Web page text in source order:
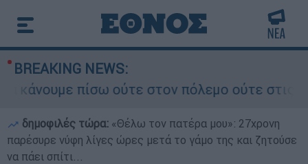
BREAKING NEWS:
πίσω ούτε στον πόλεμο ούτε στις
δημοφιλές τώρα: «Θέλω τον πατέρα μου»: 27χρονη
παρέσυρε νύφη λίγες ώρες μετά το γάμο της και ζητούσε
να πάει σπίτι...